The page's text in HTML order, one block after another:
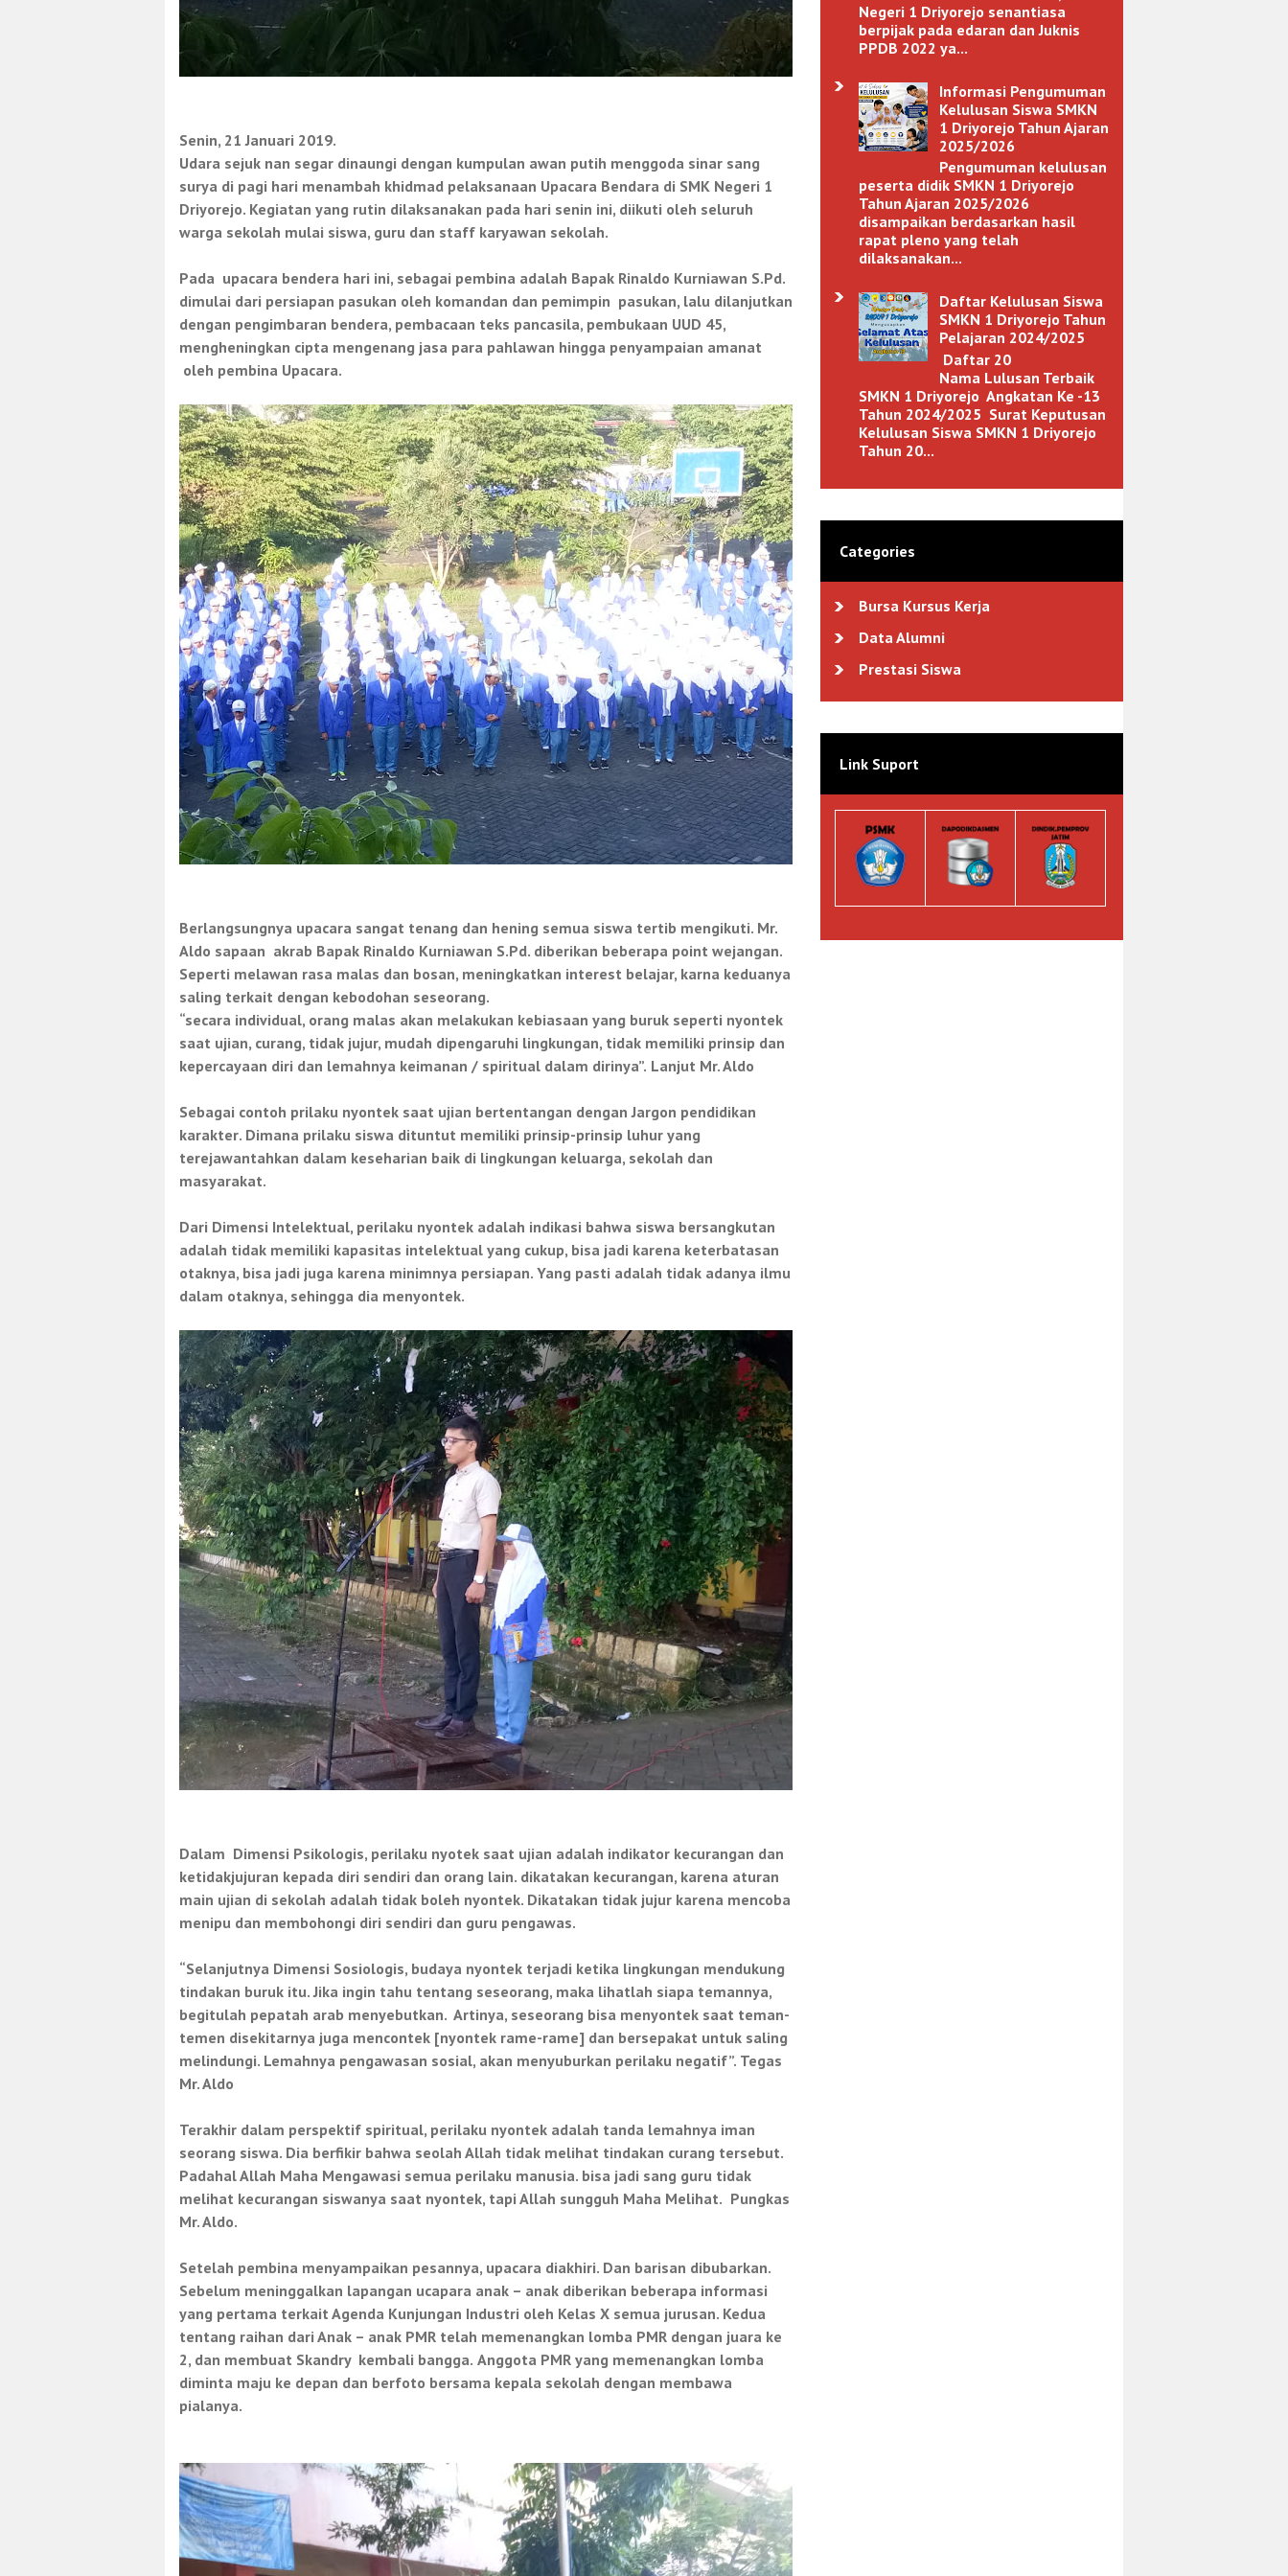
Senin, 21 Januari 2019.
Udara sejuk nan segar dinaungi dengan kumpulan awan putih menggoda sinar sang
surya di pagi hari menambah khidmad pelaksanaan Upacara Bendara di SMK Negeri 1
Driyorejo. Kegiatan yang rutin dilaksanakan pada hari senin ini, diikuti oleh seluruh
warga sekolah mulai siswa, guru dan staff karyawan sekolah.
Pada upacara bendera hari ini, sebagai pembina adalah Bapak Rinaldo Kurniawan S.Pd.
dimulai dari persiapan pasukan oleh komandan dan pemimpin pasukan, lalu dilanjutkan
dengan pengimbaran bendera, pembacaan teks pancasila, pembukaan UUD 45,
mengheningkan cipta mengenang jasa para pahlawan hingga penyampaian amanat
oleh pembina Upacara.
Berlangsungnya upacara sangat tenang dan hening semua siswa tertib mengikuti. Mr.
Aldo sapaan akrab Bapak Rinaldo Kurniawan S.Pd. diberikan beberapa point wejangan.
Seperti melawan rasa malas dan bosan, meningkatkan interest belajar, karna keduanya
saling terkait dengan kebodohan seseorang.
“secara individual, orang malas akan melakukan kebiasaan yang buruk seperti nyontek
saat ujian, curang, tidak jujur, mudah dipengaruhi lingkungan, tidak memiliki prinsip dan
kepercayaan diri dan lemahnya keimanan / spiritual dalam dirinya”. Lanjut Mr. Aldo
Sebagai contoh prilaku nyontek saat ujian bertentangan dengan Jargon pendidikan
karakter. Dimana prilaku siswa dituntut memiliki prinsip-prinsip luhur yang
terejawantahkan dalam keseharian baik di lingkungan keluarga, sekolah dan
masyarakat.
Dari Dimensi Intelektual, perilaku nyontek adalah indikasi bahwa siswa bersangkutan
adalah tidak memiliki kapasitas intelektual yang cukup, bisa jadi karena keterbatasan
otaknya, bisa jadi juga karena minimnya persiapan. Yang pasti adalah tidak adanya ilmu
dalam otaknya, sehingga dia menyontek.
Dalam Dimensi Psikologis, perilaku nyotek saat ujian adalah indikator kecurangan dan
ketidakjujuran kepada diri sendiri dan orang lain. dikatakan kecurangan, karena aturan
main ujian di sekolah adalah tidak boleh nyontek. Dikatakan tidak jujur karena mencoba
menipu dan membohongi diri sendiri dan guru pengawas.
“Selanjutnya Dimensi Sosiologis, budaya nyontek terjadi ketika lingkungan mendukung
tindakan buruk itu. Jika ingin tahu tentang seseorang, maka lihatlah siapa temannya,
begitulah pepatah arab menyebutkan. Artinya, seseorang bisa menyontek saat teman-
temen disekitarnya juga mencontek [nyontek rame-rame] dan bersepakat untuk saling
melindungi. Lemahnya pengawasan sosial, akan menyuburkan perilaku negatif”. Tegas
Mr. Aldo
Terakhir dalam perspektif spiritual, perilaku nyontek adalah tanda lemahnya iman
seorang siswa. Dia berfikir bahwa seolah Allah tidak melihat tindakan curang tersebut.
Padahal Allah Maha Mengawasi semua perilaku manusia. bisa jadi sang guru tidak
melihat kecurangan siswanya saat nyontek, tapi Allah sungguh Maha Melihat. Pungkas
Mr. Aldo.
Setelah pembina menyampaikan pesannya, upacara diakhiri. Dan barisan dibubarkan.
Sebelum meninggalkan lapangan ucapara anak – anak diberikan beberapa informasi
yang pertama terkait Agenda Kunjungan Industri oleh Kelas X semua jurusan. Kedua
tentang raihan dari Anak – anak PMR telah memenangkan lomba PMR dengan juara ke
2, dan membuat Skandry kembali bangga. Anggota PMR yang memenangkan lomba
diminta maju ke depan dan berfoto bersama kepala sekolah dengan membawa
pialanya.
Negeri 1 Driyorejo senantiasa
berpijak pada edaran dan Juknis
PPDB 2022 ya...
Informasi Pengumuman
Kelulusan Siswa SMKN
1 Driyorejo Tahun Ajaran
2025/2026
Pengumuman kelulusan
peserta didik SMKN 1 Driyorejo
Tahun Ajaran 2025/2026
disampaikan berdasarkan hasil
rapat pleno yang telah
dilaksanakan...
Daftar Kelulusan Siswa
SMKN 1 Driyorejo Tahun
Pelajaran 2024/2025
Daftar 20
Nama Lulusan Terbaik
SMKN 1 Driyorejo Angkatan Ke -13
Tahun 2024/2025 Surat Keputusan
Kelulusan Siswa SMKN 1 Driyorejo
Tahun 20...
Categories
Bursa Kursus Kerja
Data Alumni
Prestasi Siswa
Link Suport